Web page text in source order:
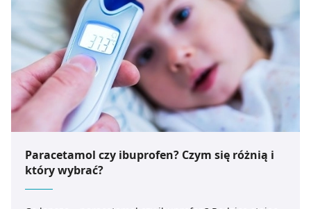
Paracetamol czy ibuprofen? Czym się różnią i
który wybrać?